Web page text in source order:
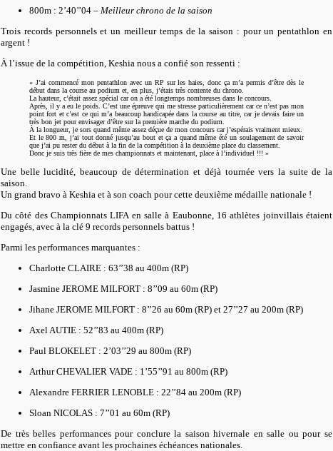
800m : 2’40’’04 – Meilleur chrono de la saison
Trois records personnels et un meilleur temps de la saison : pour un pentathlon en
argent !
À l’issue de la compétition, Keshia nous a confié son ressenti :
« J’ai commencé mon pentathlon avec un RP sur les haies, donc ça m’a permis d’être dès le
début dans la course au podium et, en plus, j’étais très contente du chrono.
La hauteur, c’était assez spécial car on a été longtemps nombreuses dans le concours.
Après, il y a eu le poids. C’est une épreuve qui me stresse particulièrement car ce n’est pas mon
point fort et c’est ce qui m’a beaucoup handicapée dans la course au titre, car je devais faire un
très bon jet pour envisager d’être sur la première marche du podium.
À la longueur, je sors quand même assez déçue de mon concours car j’espérais vraiment mieux.
Et le 800 m, j’ai tout donné jusqu’au bout et ça a quand même été un soulagement de savoir
que j’ai pu rester du début à la fin de la compétition à la deuxième place du classement.
Donc je suis très fière de mes championnats et maintenant, place à l’individuel !!! »
Une belle lucidité, beaucoup de détermination et déjà tournée vers la suite de la
saison.
Un grand bravo à Keshia et à son coach pour cette deuxième médaille nationale !
Du côté des Championnats LIFA en salle à Eaubonne, 16 athlètes joinvillaisétaient
engagés, avec à la clé 9 records personnels battus !
Parmi les performances marquantes :
Charlotte CLAIRE : 63’’38 au 400m (RP)
Jasmine JEROME MILFORT : 8’’09 au 60m (RP)
Jihane JEROME MILFORT : 8’’26 au 60m (RP) et 27’’27 au 200m (RP)
Axel AUTIE : 52’’83 au 400m (RP)
Paul BLOKELET : 2’03’’29 au 800m (RP)
Arthur CHEVALIER VADE : 1’55’’91 au 800m (RP)
Alexandre FERRIER LENOBLE : 22’’84 au 200m (RP)
Sloan NICOLAS : 7’’01 au 60m (RP)
De très belles performances pour conclure la saison hivernale en salle ou pour se
mettre en confiance avant les prochaines échéances nationales.